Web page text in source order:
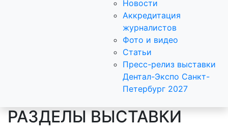
Новости
Аккредитация
журналистов
Фото и видео
Статьи
Пресс-релиз выставки
Дентал-Экспо Санкт-
Петербург 2027
РАЗДЕЛЫ ВЫСТАВКИ